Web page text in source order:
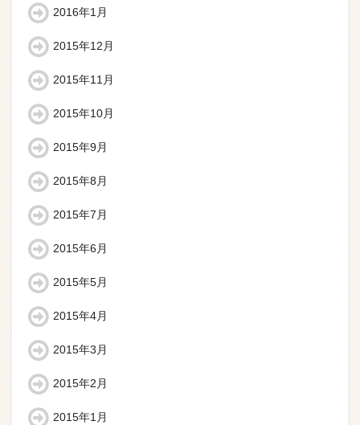
2016年1月
2015年12月
2015年11月
2015年10月
2015年9月
2015年8月
2015年7月
2015年6月
2015年5月
2015年4月
2015年3月
2015年2月
2015年1月